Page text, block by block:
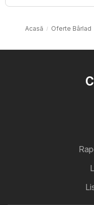
Acasă Oferte Bârlad